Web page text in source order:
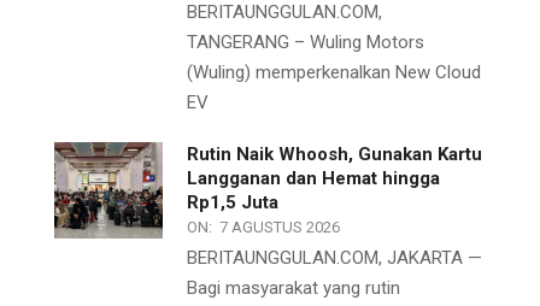
BERITAUNGGULAN.COM,
TANGERANG – Wuling Motors
(Wuling) memperkenalkan New Cloud
EV
Rutin Naik Whoosh, Gunakan Kartu
Langganan dan Hemat hingga
Rp1,5 Juta
ON: 7 AGUSTUS 2026
BERITAUNGGULAN.COM, JAKARTA —
Bagi masyarakat yang rutin